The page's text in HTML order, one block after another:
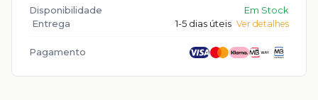
Disponibilidade
Em Stock
Entrega
1-5 dias úteis Ver detalhes
Pagamento